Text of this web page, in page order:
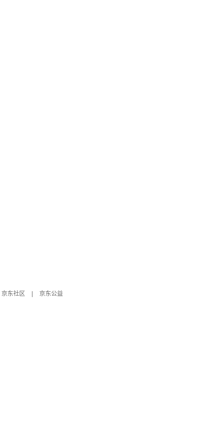
京东社区
京东公益